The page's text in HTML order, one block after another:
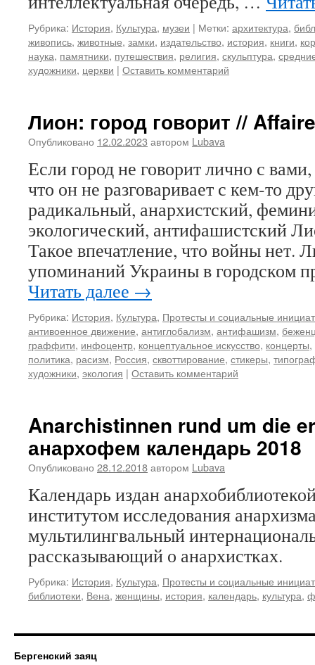
Рубрика: История, Культура, музеи | Метки: архитектура,
живопись, животные, замки, издательство, история, книги,
наука, памятники, путешествия, религия, скульптура,
художники, церкви | Оставить комментарий
Лион: город говорит //
Опубликовано 12.02.2023 автором Lubava
Если город не говорит лично с
что он не разговаривает с кем-то
радикальный, анархистский,
экологический, антифашистский
Такое впечатление, что войны нет.
упоминаний Украины в городском
Читать далее →
Рубрика: История, Культура, Протесты и социальные
антивоенное движение, антиглобализм, антифашизм,
граффити, инфоцентр, концептуальное искусство, концерты,
политика, расизм, Россия, сквоттирование, стикеры,
художники, экология | Оставить комментарий
Anarchistinnen rund um die
анархофем календарь 2018
Опубликовано 28.12.2018автором Lubava
Календарь издан
институтом исследования
мультилингвальный
рассказывающий о анархистках.
Рубрика: История, Культура, Протесты и социальные
библиотеки, Вена, женщины, история, календарь, культура,
Бергенский заяц